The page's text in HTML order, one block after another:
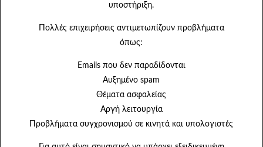
υποστήριξη.
Πολλές επιχειρήσεις αντιμετωπίζουν προβλήματα
όπως:
Emails που δεν παραδίδονται
Αυξημένο spam
Θέματα ασφαλείας
Αργή λειτουργία
Προβλήματα συγχρονισμού σε κινητά και υπολογιστές